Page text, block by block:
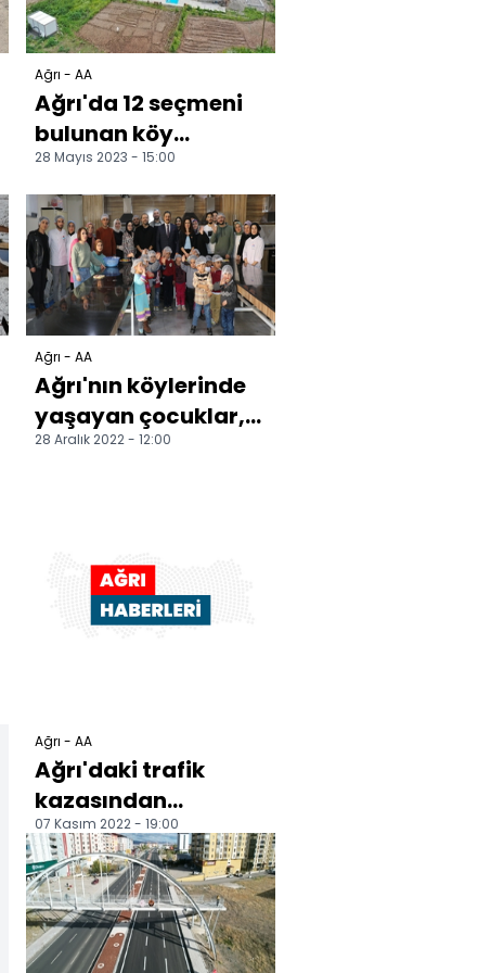
Ağrı - AA
Ağrı'da 12 seçmeni
bulunan köy
sandığa gitti
28 Mayıs 2023 - 15:00
Ağrı - AA
Ağrı'nın köylerinde
yaşayan çocuklar,
bir günlerini
28 Aralık 2022 - 12:00
Ağrı - AA
Ağrı'daki trafik
kazasından
yaralanan yolcular
yaşadıklarını anlattı
07 Kasım 2022 - 19:00